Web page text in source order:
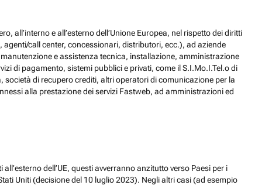
all’interno e all’esterno dell’Unione Europea, nel rispetto dei diritti
call center, concessionari, distributori, ecc.), ad aziende
e assistenza tecnica, installazione, amministrazione
di pagamento, sistemi pubblici e privati, come il S.I.Mo.I.Tel.o di
società di recupero crediti, altri operatori di comunicazione per la
alla prestazione dei servizi Fastweb, ad amministrazioni ed
dell’UE, questi avverranno anzitutto verso Paesi per i
Uniti (decisione del 10 luglio 2023). Negli altri casi (ad esempio